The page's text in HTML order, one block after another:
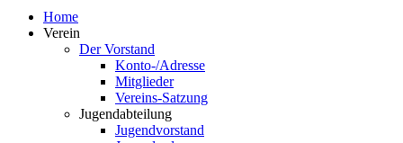
Home
Verein
Der Vorstand
Konto-/Adresse
Mitglieder
Vereins-Satzung
Jugendabteilung
Jugendvorstand